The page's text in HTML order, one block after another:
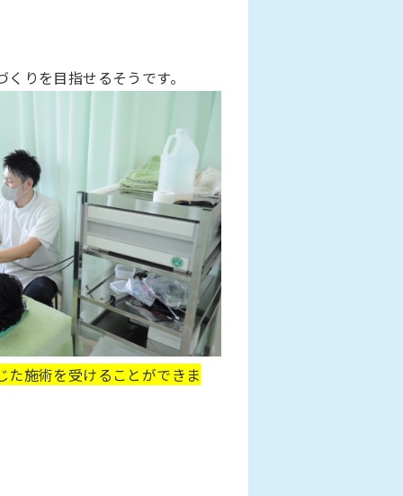
りを目指せるそうです。
施術を受けることができま